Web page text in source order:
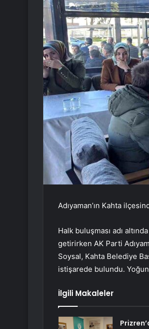
Adıyaman’ın Kahta
Halk buluşması adı
getirirken AK Parti
Soysal, Kahta Belediye
istişarede bulundu.
İlgili Makaleler